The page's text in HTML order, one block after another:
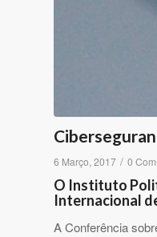
6 Março, 2017 / 0
O Instituto
Internacional
A Conferência